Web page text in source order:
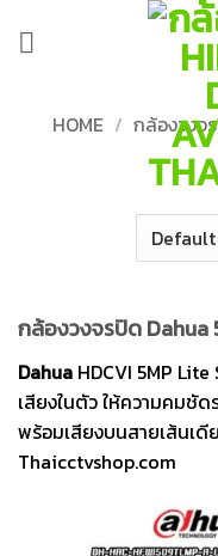
HOME / กล้องวงจ
กล้องวงจรปิด Dahua
Dahua HDCVI 5MP
เสียงในตัว ให้ความคมชั
พร้อมเสียงบนสายเส้นเ
Thaicctvshop.com